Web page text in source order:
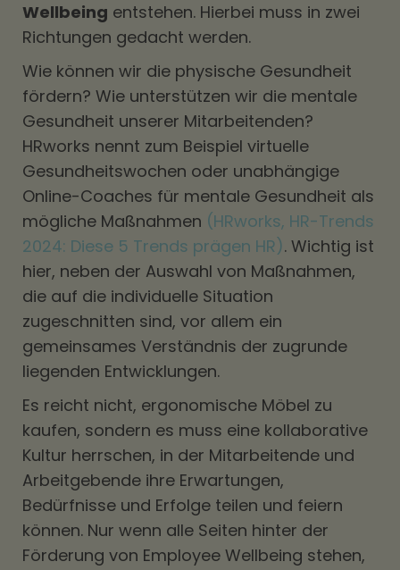
Wellbeing entstehen. Hierbei muss in zwei
Richtungen gedacht werden.
Wie können wir die physische Gesundheit
fördern? Wie unterstützen wir die mentale
Gesundheit unserer Mitarbeitenden?
HRworks nennt zum Beispiel virtuelle
Gesundheitswochen oder unabhängige
Online-Coaches für mentale Gesundheit als
mögliche Maßnahmen (HRworks, HR-Trends
2024: Diese 5 Trends prägen HR). Wichtig ist
hier, neben der Auswahl von Maßnahmen,
die auf die individuelle Situation
zugeschnitten sind, vor allem ein
gemeinsames Verständnis der zugrunde
liegenden Entwicklungen.
Es reicht nicht, ergonomische Möbel zu
kaufen, sondern es muss eine kollaborative
Kultur herrschen, in der Mitarbeitende und
Arbeitgebende ihre Erwartungen,
Bedürfnisse und Erfolge teilen und feiern
können. Nur wenn alle Seiten hinter der
Förderung von Employee Wellbeing stehen,